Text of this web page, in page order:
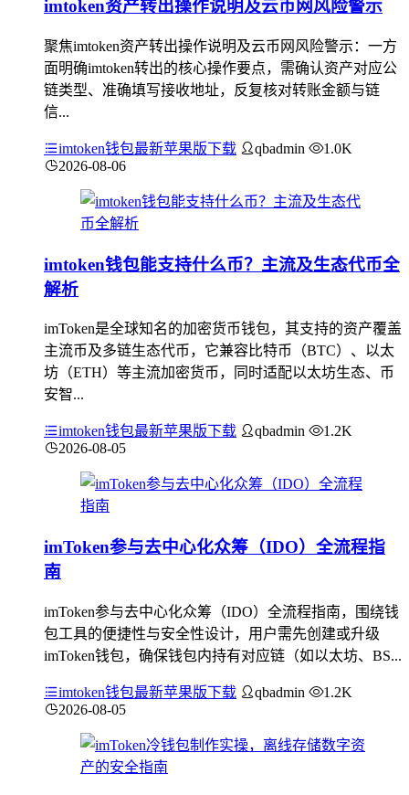
imtoken资产转出操作说明及云币网风险警示
聚焦imtoken资产转出操作说明及云币网风险警示：一方
面明确imtoken转出的核心操作要点，需确认资产对应公
链类型、准确填写接收地址，反复核对转账金额与链
信...
imtoken钱包最新苹果版下载 qbadmin
1.0K
2026-08-06
imtoken钱包能支持什么币？主流及生态代币全
解析
imToken是全球知名的加密货币钱包，其支持的资产覆盖
主流币及多链生态代币，它兼容比特币（BTC）、以太
坊（ETH）等主流加密货币，同时适配以太坊生态、币
安智...
imtoken钱包最新苹果版下载 qbadmin
1.2K
2026-08-05
imToken参与去中心化众筹（IDO）全流程指
南
imToken参与去中心化众筹（IDO）全流程指南，围绕钱
包工具的便捷性与安全性设计，用户需先创建或升级
imToken钱包，确保钱包内持有对应链（如以太坊、BS...
imtoken钱包最新苹果版下载 qbadmin
1.2K
2026-08-05